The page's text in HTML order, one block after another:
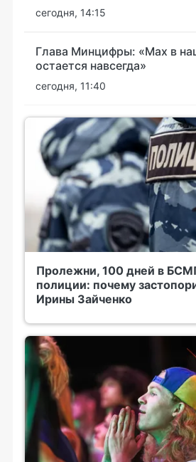
сегодня, 14:15
Глава Минцифры: «Мах в
остается навсегда»
сегодня, 11:40
Пролежни, 100 дней в
полиции: почему
Ирины Зайченко